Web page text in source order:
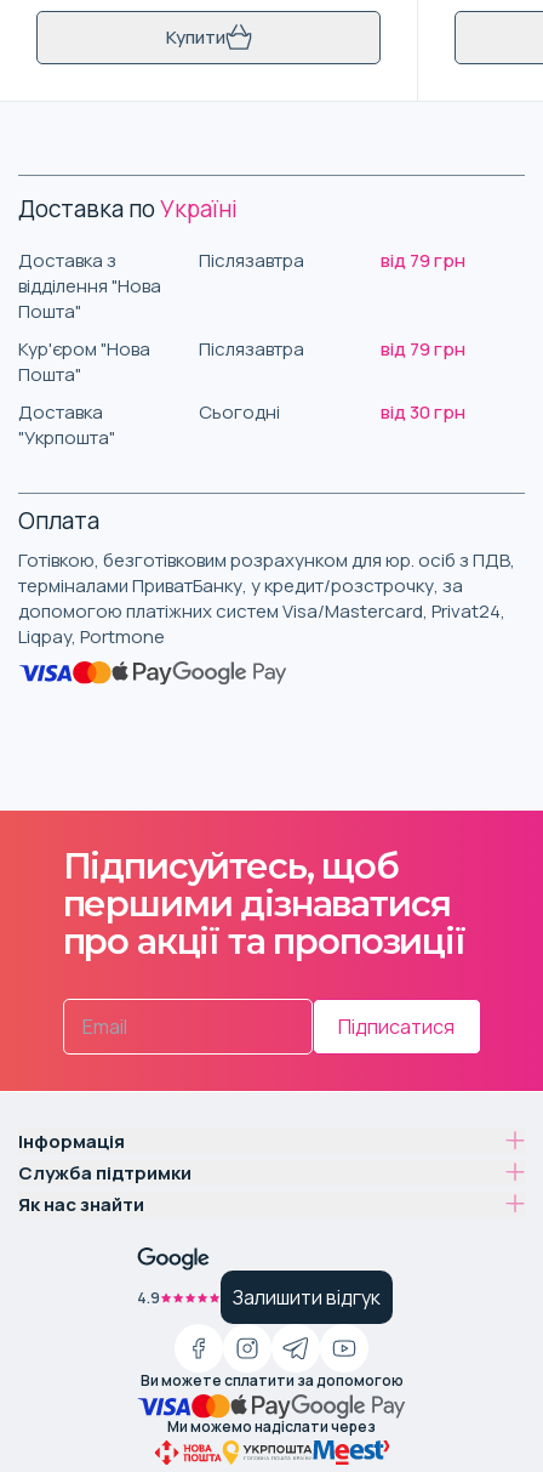
Купити
Доставка поУкраїні
Доставка з
відділення "Нова
Пошта"
Післязавтра від 79 грн
Кур'єром "Нова
Пошта"
Післязавтра від 79 грн
Доставка
"Укрпошта"
Сьогодні від 30 грн
Оплата
Готівкою, безготівковим розрахунком для юр. осіб з ПДВ,
терміналами ПриватБанку, у кредит/розстрочку, за
допомогою платіжних систем Visa/Mastercard, Privat24,
Liqpay, Portmone
Підписуйтесь, щоб
першими дізнаватися
про акції та пропозиції
Підписатися
Інформація
Служба підтримки
Як нас знайти
4.9 Залишити відгук
Ви можете сплатити за допомогою
Ми можемо надіслати через